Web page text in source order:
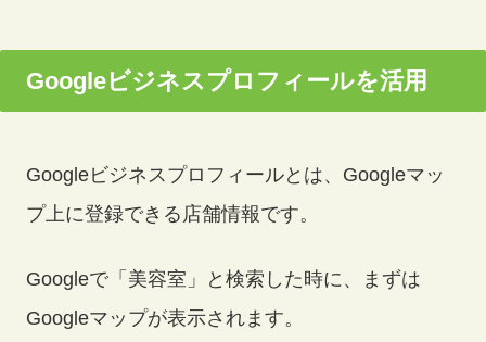
Googleビジネスプロフィールを活用
Googleビジネスプロフィールとは、Googleマッ
プ上に登録できる店舗情報です。
Googleで「美容室」と検索した時に、まずは
Googleマップが表示されます。